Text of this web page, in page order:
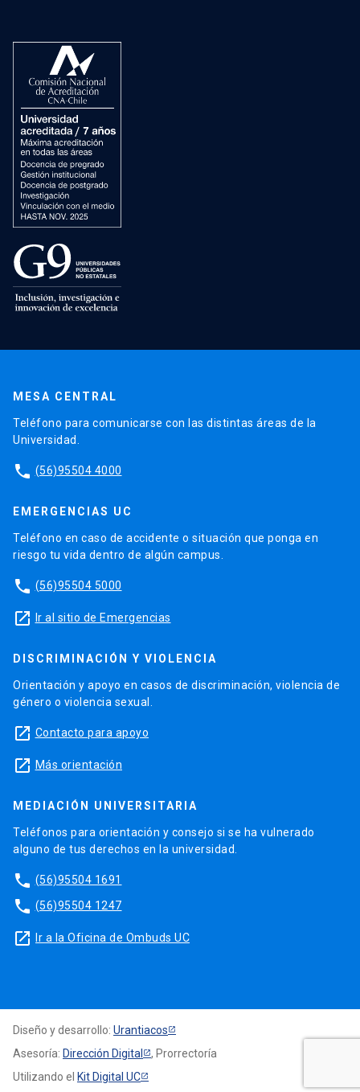
MESA CENTRAL
Teléfono para comunicarse con las distintas áreas de la
Universidad.
phone (56)95504 4000
EMERGENCIAS UC
Teléfono en caso de accidente o situación que ponga en
riesgo tu vida dentro de algún campus.
phone (56)95504 5000
launch Ir al sitio de Emergencias
DISCRIMINACIÓN Y VIOLENCIA
Orientación y apoyo en casos de discriminación, violencia de
género o violencia sexual.
launch Contacto para apoyo
launch Más orientación
MEDIACIÓN UNIVERSITARIA
Teléfonos para orientación y consejo si se ha vulnerado
alguno de tus derechos en la universidad.
phone (56)95504 1691
phone (56)95504 1247
launch Ir a la Oficina de Ombuds UC
Diseño y desarrollo: Urantiacos
Asesoría: Dirección Digital
, Prorrectoría
Utilizando el Kit Digital UC